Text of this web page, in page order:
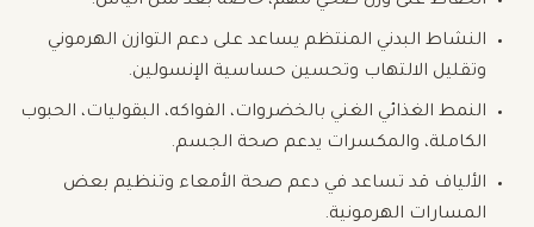
النشاط البدني المنتظم يساعد على دعم التوازن الهرموني
وتقليل الالتهاب وتحسين حساسية الإنسولين.
النمط الغذائي الغني بالخضروات، الفواكه، البقوليات، الحبوب
الكاملة، والمكسرات يدعم صحة الجسم.
الألياف قد تساعد في دعم صحة الأمعاء وتنظيم بعض
المسارات الهرمونية.